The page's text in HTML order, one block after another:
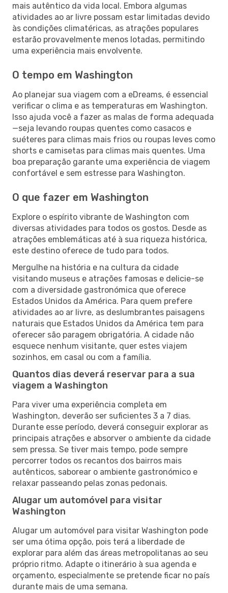
mais autêntico da vida local. Embora algumas
atividades ao ar livre possam estar limitadas devido
às condições climatéricas, as atrações populares
estarão provavelmente menos lotadas, permitindo
uma experiência mais envolvente.
O tempo em Washington
Ao planejar sua viagem com a eDreams, é essencial
verificar o clima e as temperaturas em Washington.
Isso ajuda você a fazer as malas de forma adequada
—seja levando roupas quentes como casacos e
suéteres para climas mais frios ou roupas leves como
shorts e camisetas para climas mais quentes. Uma
boa preparação garante uma experiência de viagem
confortável e sem estresse para Washington.
O que fazer em Washington
Explore o espírito vibrante de Washington com
diversas atividades para todos os gostos. Desde as
atrações emblemáticas até à sua riqueza histórica,
este destino oferece de tudo para todos.
Mergulhe na história e na cultura da cidade
visitando museus e atrações famosas e delicie-se
com a diversidade gastronómica que oferece
Estados Unidos da América. Para quem prefere
atividades ao ar livre, as deslumbrantes paisagens
naturais que Estados Unidos da América tem para
oferecer são paragem obrigatória. A cidade não
esquece nenhum visitante, quer estes viajem
sozinhos, em casal ou com a família.
Quantos dias deverá reservar para a sua
viagem a Washington
Para viver uma experiência completa em
Washington, deverão ser suficientes 3 a 7 dias.
Durante esse período, deverá conseguir explorar as
principais atrações e absorver o ambiente da cidade
sem pressa. Se tiver mais tempo, pode sempre
percorrer todos os recantos dos bairros mais
autênticos, saborear o ambiente gastronómico e
relaxar passeando pelas zonas pedonais.
Alugar um automóvel para visitar
Washington
Alugar um automóvel para visitar Washington pode
ser uma ótima opção, pois terá a liberdade de
explorar para além das áreas metropolitanas ao seu
próprio ritmo. Adapte o itinerário à sua agenda e
orçamento, especialmente se pretende ficar no país
durante mais de uma semana.